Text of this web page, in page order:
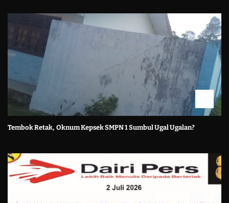
Tembok Retak, Oknum Kepsek SMPN 1 Sumbul Ugal Ugalan?